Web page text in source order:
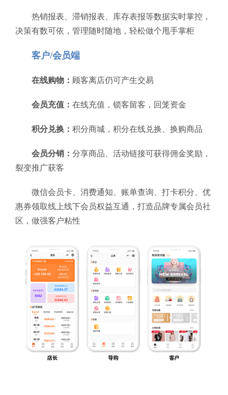
热销报表、滞销报表、库存表报等数据实时掌控，
决策有数可依，管理随时随地，轻松做个甩手掌柜
客户/会员端
在线购物： 顾客离店仍可产生交易
会员充值： 在线充值，锁客留客，回笼资金
积分兑换： 积分商城，积分在线兑换、换购商品
会员分销： 分享商品、活动链接可获得佣金奖励，
裂变推广获客
微信会员卡、消费通知、账单查询、打卡积分、优
惠券领取线上线下会员权益互通，打造品牌专属会员社
区，做强客户粘性